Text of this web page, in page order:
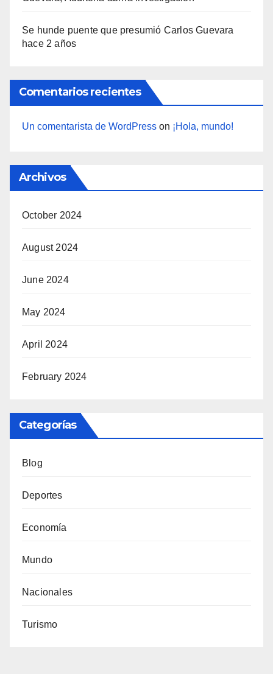
Se hunde puente que presumió Carlos Guevara
hace 2 años
Comentarios recientes
Un comentarista de WordPress on ¡Hola, mundo!
Archivos
October 2024
August 2024
June 2024
May 2024
April 2024
February 2024
Categorías
Blog
Deportes
Economía
Mundo
Nacionales
Turismo